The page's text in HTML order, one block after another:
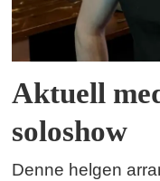
Aktuell
soloshow
Denne helgen